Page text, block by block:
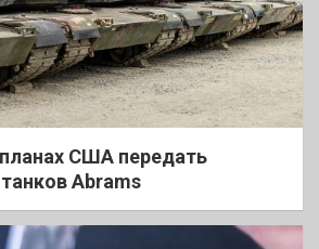
США передать
Abrams